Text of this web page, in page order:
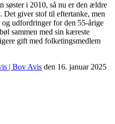
søster i 2010, så nu er den ældre
Det giver stof til eftertanke, men
udfordringer for den 55-årige
sammen med sin kæreste
gift med folketingsmedlem
| Bov Avis den 16. januar 2025